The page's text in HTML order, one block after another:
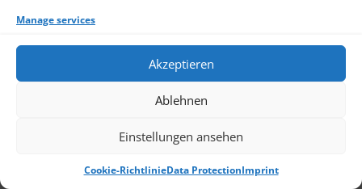
Manage services
Akzeptieren
Ablehnen
Einstellungen ansehen
Cookie-RichtlinieData ProtectionImprint
The Fraunhofer Institute for Interfacial
Engineering and Biotechnology IGB